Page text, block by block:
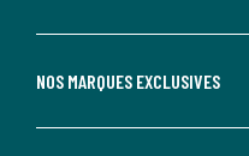
NOS MARQUES EXCLUSIVES